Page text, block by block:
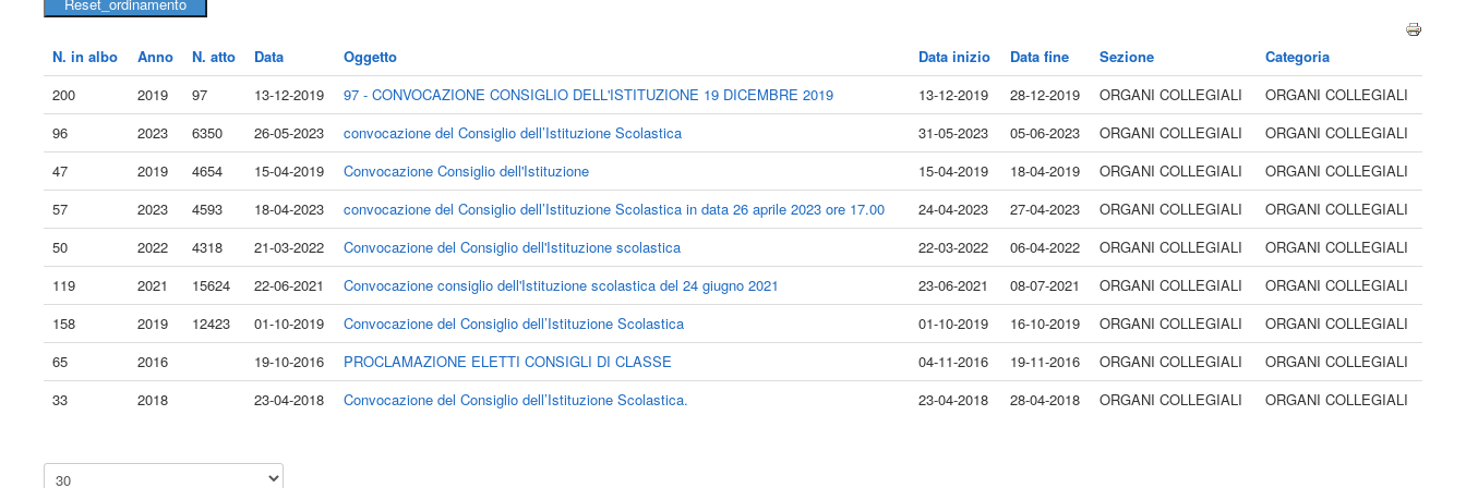
N. in albo Anno N. atto Data Oggetto Data inizio Data fine Sezione
Categoria
200
2019 97 13-12-2019 97 - CONVOCAZIONE CONSIGLIO DELL'ISTITUZIONE 19 DICEMBRE 2019 13-12-2019 28-12-2019 ORGANI COLLEGIALI
ORGANI COLLEGIALI
96
2023 6350 26-05-2023 convocazione del Consiglio dell’Istituzione Scolastica 31-05-2023 05-06-2023 ORGANI COLLEGIALI
ORGANI COLLEGIALI
47
2019 4654 15-04-2019 Convocazione Consiglio dell'Istituzione 15-04-2019 18-04-2019 ORGANI COLLEGIALI
ORGANI COLLEGIALI
57
2023 4593 18-04-2023 convocazione del Consiglio dell’Istituzione Scolastica in data 26 aprile 2023 ore 17.00 24-04-2023 27-04-2023 ORGANI COLLEGIALI
ORGANI COLLEGIALI
50
2022 4318 21-03-2022 Convocazione del Consiglio dell'Istituzione scolastica 22-03-2022 06-04-2022 ORGANI COLLEGIALI
ORGANI COLLEGIALI
119
2021 15624 22-06-2021 Convocazione consiglio dell'Istituzione scolastica del 24 giugno 2021 23-06-2021 08-07-2021 ORGANI COLLEGIALI
ORGANI COLLEGIALI
158
2019 12423 01-10-2019 Convocazione del Consiglio dell’Istituzione Scolastica 01-10-2019 16-10-2019 ORGANI COLLEGIALI
ORGANI COLLEGIALI
65
2016 19-10-2016 PROCLAMAZIONE ELETTI CONSIGLI DI CLASSE 04-11-2016 19-11-2016 ORGANI COLLEGIALI
ORGANI COLLEGIALI
33
2018 23-04-2018 Convocazione del Consiglio dell’Istituzione Scolastica. 23-04-2018 28-04-2018 ORGANI COLLEGIALI ORGANI COLLEGIALI